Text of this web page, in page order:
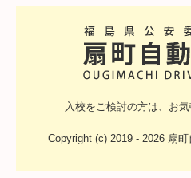
入校をご検討の方は、 お
Copyright (c) 2019 - 2026 扇